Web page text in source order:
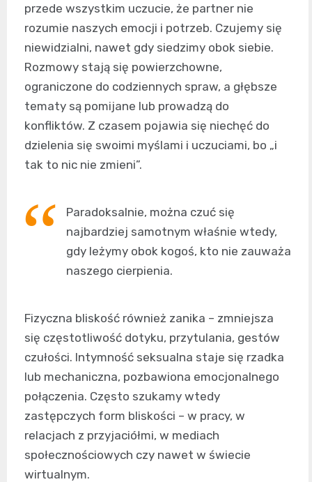
przede wszystkim uczucie, że partner nie
rozumie naszych emocji i potrzeb. Czujemy się
niewidzialni, nawet gdy siedzimy obok siebie.
Rozmowy stają się powierzchowne,
ograniczone do codziennych spraw, a głębsze
tematy są pomijane lub prowadzą do
konfliktów. Z czasem pojawia się niechęć do
dzielenia się swoimi myślami i uczuciami, bo „i
tak to nic nie zmieni”.
Paradoksalnie, można czuć się
najbardziej samotnym właśnie wtedy,
gdy leżymy obok kogoś, kto nie zauważa
naszego cierpienia.
Fizyczna bliskość również zanika – zmniejsza
się częstotliwość dotyku, przytulania, gestów
czułości. Intymność seksualna staje się rzadka
lub mechaniczna, pozbawiona emocjonalnego
połączenia. Często szukamy wtedy
zastępczych form bliskości – w pracy, w
relacjach z przyjaciółmi, w mediach
społecznościowych czy nawet w świecie
wirtualnym.